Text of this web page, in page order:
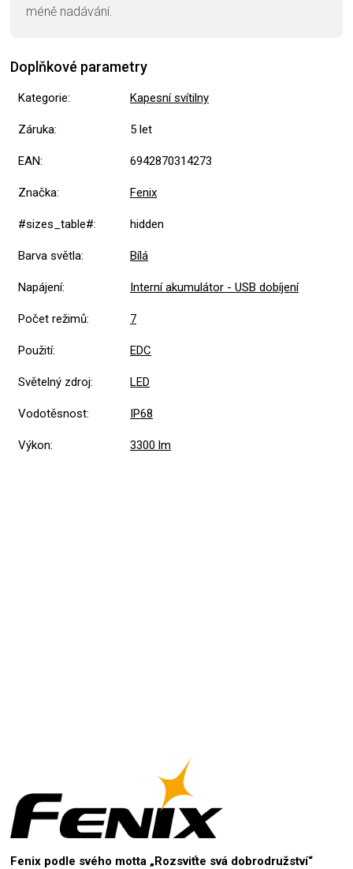
méně nadávání.
Doplňkové parametry
Kategorie: Kapesní svítilny
Záruka: 5 let
EAN: 6942870314273
Značka: Fenix
#sizes_table#: hidden
Barva světla: Bílá
Napájení: Interní akumulátor - USB dobíjení
Počet režimů: 7
Použití: EDC
Světelný zdroj: LED
Vodotěsnost: IP68
Výkon: 3300 lm
Fenix podle svého motta „Rozsviťte svá dobrodružství“